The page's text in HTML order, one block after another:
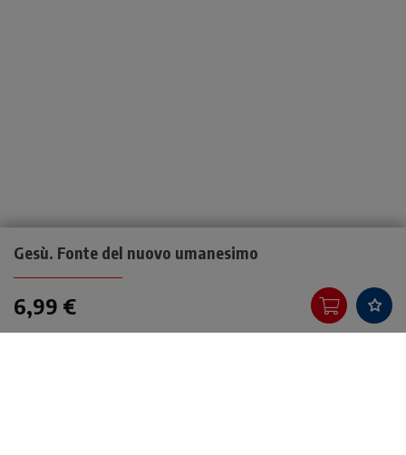
Gesù. Fonte del nuovo umanesimo
6,99 €